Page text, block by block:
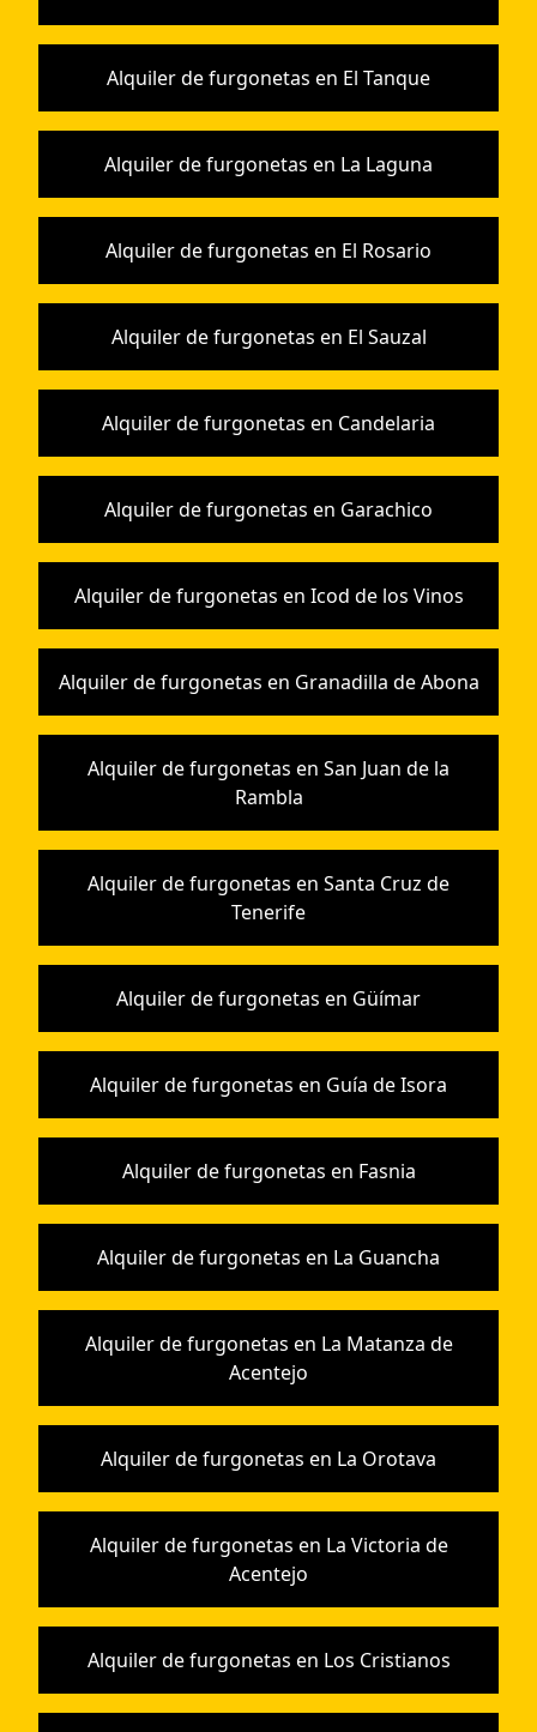
Alquiler de furgonetas en El Tanque
Alquiler de furgonetas en La Laguna
Alquiler de furgonetas en El Rosario
Alquiler de furgonetas en El Sauzal
Alquiler de furgonetas en Candelaria
Alquiler de furgonetas en Garachico
Alquiler de furgonetas en Icod de los Vinos
Alquiler de furgonetas en Granadilla de Abona
Alquiler de furgonetas en San Juan de la
Rambla
Alquiler de furgonetas en Santa Cruz de
Tenerife
Alquiler de furgonetas en Güímar
Alquiler de furgonetas en Guía de Isora
Alquiler de furgonetas en Fasnia
Alquiler de furgonetas en La Guancha
Alquiler de furgonetas en La Matanza de
Acentejo
Alquiler de furgonetas en La Orotava
Alquiler de furgonetas en La Victoria de
Acentejo
Alquiler de furgonetas en Los Cristianos